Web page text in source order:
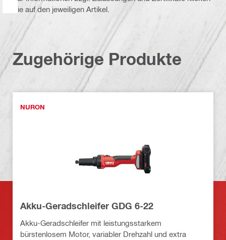
Sie auf den jeweiligen Artikel.
Zugehörige Produkte
NURON
Akku-Geradschleifer GDG 6-22
Akku-Geradschleifer mit leistungsstarkem
bürstenlosem Motor, variabler Drehzahl und extra